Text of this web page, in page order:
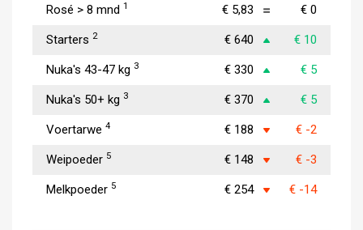
Rosé > 8 mnd 1 € 5,83 € 0
Starters 2 € 640 € 10
Nuka's 43-47 kg 3 € 330 € 5
Nuka's 50+ kg 3 € 370 € 5
Voertarwe 4 € 188 € -2
Weipoeder 5 € 148 € -3
Melkpoeder 5 € 254 € -14